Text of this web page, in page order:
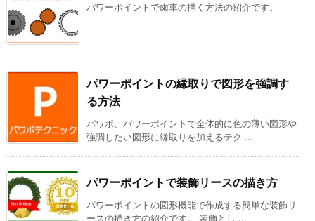
パワーポイントで歯車の描く方法の紹介です。
パワーポイントの縁取りで図形を強調す
る方法
パワポ、パワーポイントで全体的に色の薄い図形や
強調したい図形に縁取りを加えるテク ...
パワーポイントで装飾リースの描き方
パワーポイントの図形機能で作成する簡単な装飾リ
ースの描き方の紹介です。 装飾とし ...